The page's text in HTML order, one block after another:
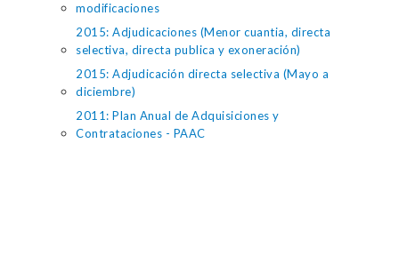
modificaciones
2015: Adjudicaciones (Menor cuantia, directa
selectiva, directa publica y exoneración)
2015: Adjudicación directa selectiva (Mayo a
diciembre)
2011: Plan Anual de Adquisiciones y
Contrataciones - PAAC